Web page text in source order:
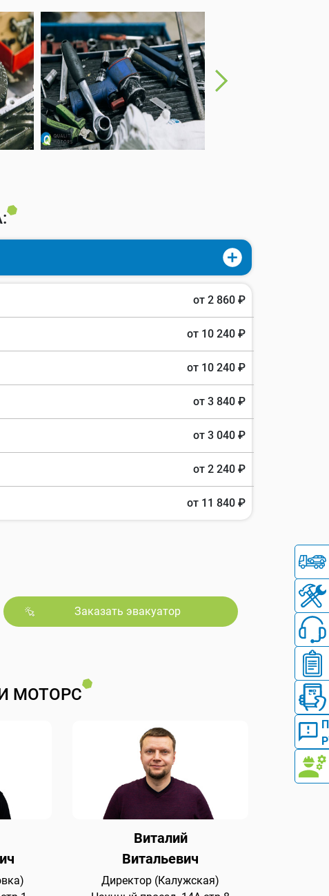
от 2 860 ₽
от 10 240 ₽
от 10 240 ₽
от 3 840 ₽
от 3 040 ₽
от 2 240 ₽
от 11 840 ₽
Заказать эвакуатор
МОТОРС
Виталий
Витальевич
Директор (Калужская)